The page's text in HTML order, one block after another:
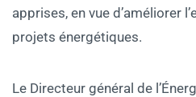
apprises, en vue d’améliorer
projets énergétiques.
‎Le Directeur général de